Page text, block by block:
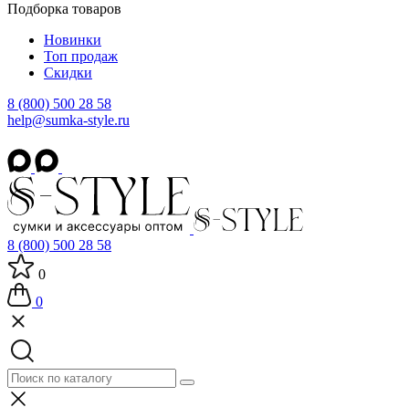
Подборка товаров
Новинки
Топ продаж
Скидки
8 (800) 500 28 58
help@sumka-style.ru
8 (800) 500 28 58
0
0